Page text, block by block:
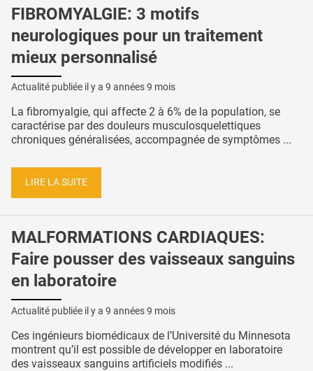
FIBROMYALGIE: 3 motifs
neurologiques pour un traitement
mieux personnalisé
Actualité publiée il y a 9 années 9 mois
La fibromyalgie, qui affecte 2 à 6% de la population, se
caractérise par des douleurs musculosquelettiques
chroniques généralisées, accompagnée de symptômes ...
LIRE LA SUITE
MALFORMATIONS CARDIAQUES:
Faire pousser des vaisseaux sanguins
en laboratoire
Actualité publiée il y a 9 années 9 mois
Ces ingénieurs biomédicaux de l’Université du Minnesota
montrent qu’il est possible de développer en laboratoire
des vaisseaux sanguins artificiels modifiés ...